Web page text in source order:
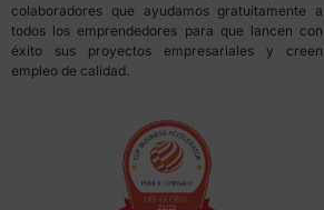
colaboradores que ayudamos gratuitamente a
todos los emprendedores para que lancen con
éxito sus proyectos empresariales y creen
empleo de calidad.